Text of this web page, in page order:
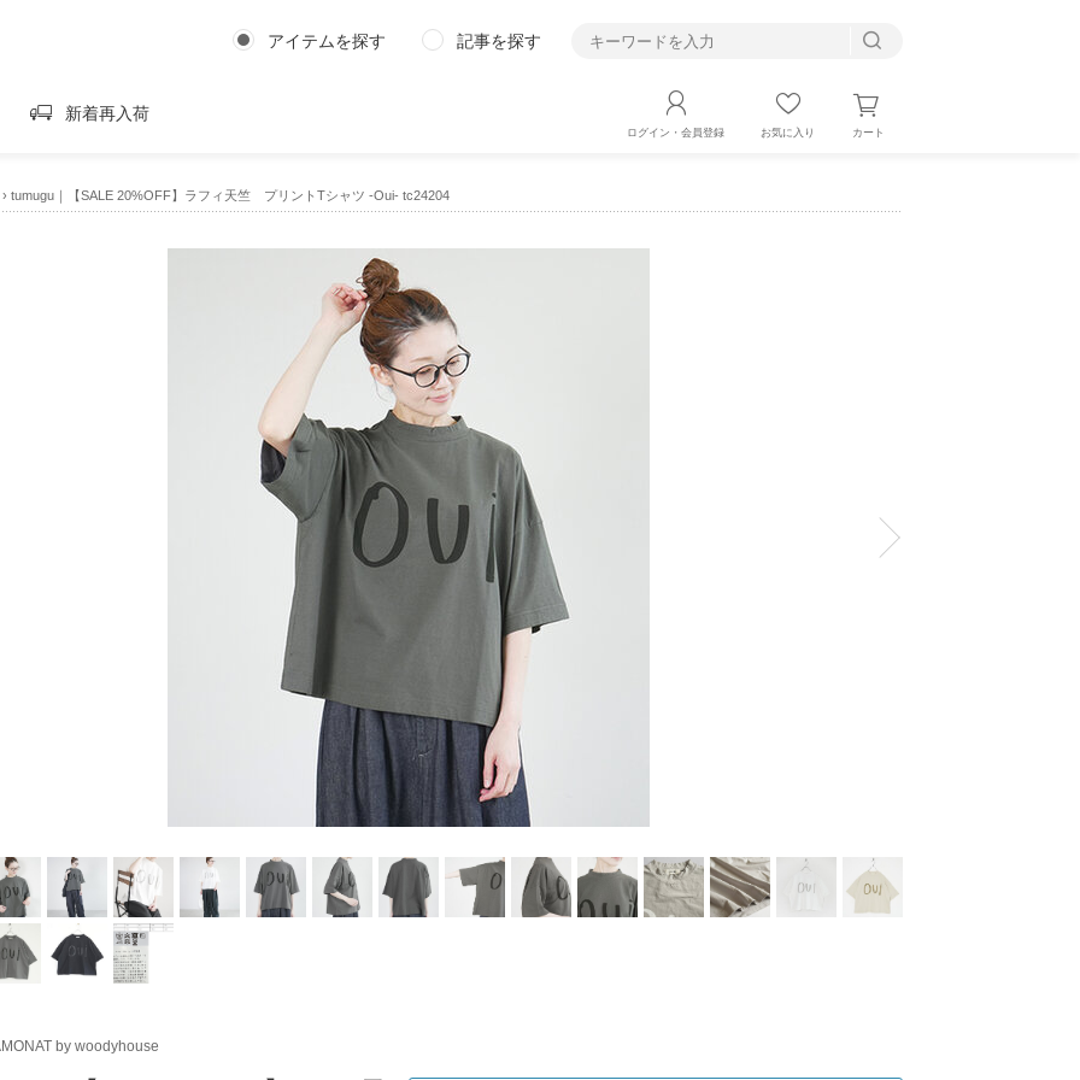
アイテムを探す 記事を探す
新着再入荷
ログイン・会員登録 お気に入り カート
› tumugu｜【SALE 20%OFF】ラフィ天竺 プリントTシャツ -Oui- tc24204
by woodyhouse